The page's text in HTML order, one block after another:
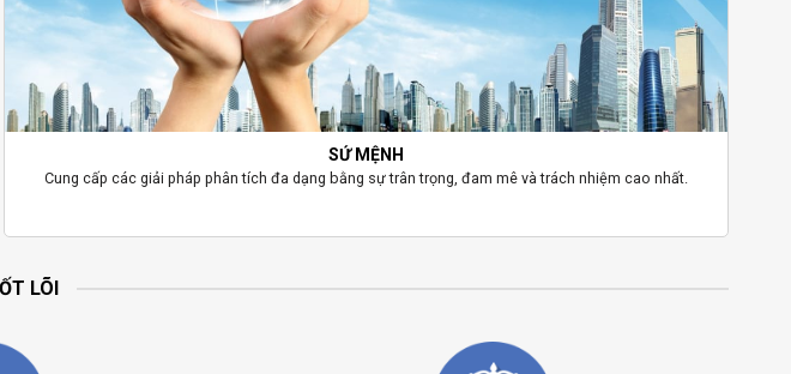
SỨ MỆNH
Cung cấp các giải pháp phân tích đa dạng bằng sự trân trọng, đam mê và trách nhiệm cao nhất.
LÕI